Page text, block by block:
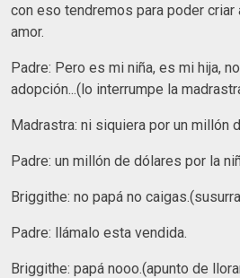
con eso tendremos para poder criar
amor.
Padre: Pero es mi niña, es mi hija,
adopción...(lo interrumpe la
Madrastra: ni siquiera por un millón
Padre: un millón de dólares por la
Briggithe: no papá no
Padre: llámalo esta vendida.
Briggithe: papá nooo.(apunto de